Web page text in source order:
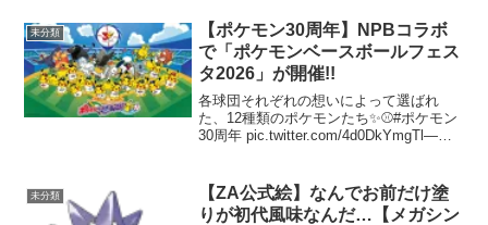
未分類
【ポケモン30周年】NPBコラボ
で「ポケモンベースボールフェス
タ2026」が開催!!
各球団それぞれの想いによって選ばれ
た、12種類のポケモンたち✨⚾️#ポケモン
30周年 pic.twitter.com/4d0DkYmgTl—
未分類
【ZA公式絵】なんでお前だけ塗
りが初代風味なんだ…【メガシン